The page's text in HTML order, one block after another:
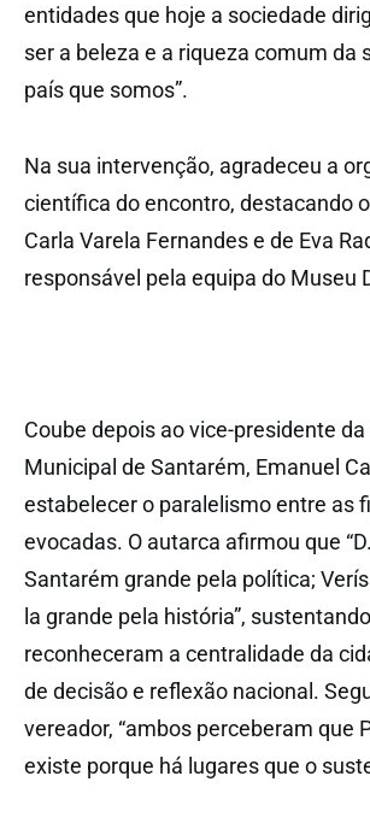
entidades que hoje a sociedade
ser a beleza e a riqueza comum da
país que somos”.
Na sua intervenção, agradeceu a
científica do encontro, destacando
Carla Varela Fernandes e de Eva
responsável pela equipa do Museu
Coube depois ao vice-presidente
Municipal de Santarém, Emanuel
estabelecer o paralelismo entre as
evocadas. O autarca afirmou que
Santarém grande pela política;
la grande pela história”,
reconheceram a centralidade da
de decisão e reflexão nacional.
vereador, “ambos perceberam que
existe porque há lugares que o